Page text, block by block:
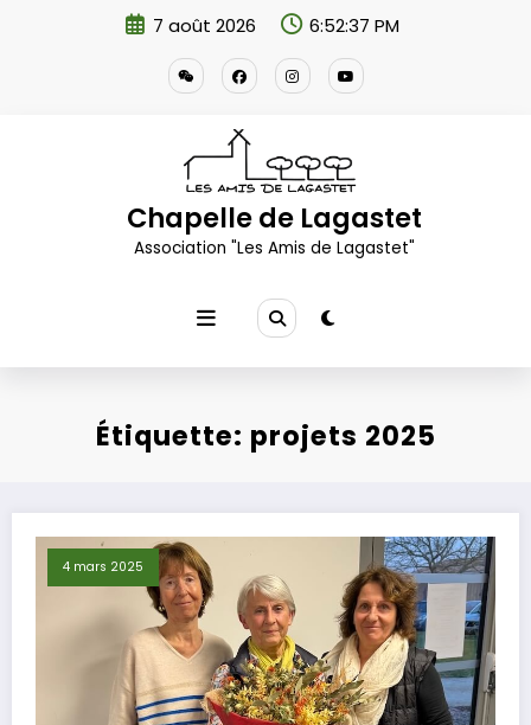
7 août 2026 6:52:37 PM
Chapelle de Lagastet
Association "Les Amis de Lagastet"
Étiquette: projets 2025
4 mars 2025